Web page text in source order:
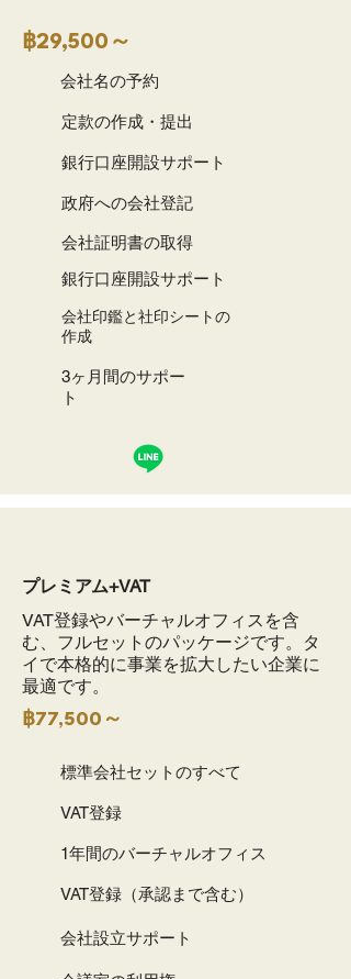
฿29,500～
会社名の予約
定款の作成・提出
銀行口座開設サポート
政府への会社登記
会社証明書の取得
銀行口座開設サポート
会社印鑑と社印シートの
作成
3ヶ月間のサポー
ト
プレミアム+VAT
VAT登録やバーチャルオフィスを含
む、フルセットのパッケージです。タ
イで本格的に事業を拡大したい企業に
最適です。
฿77,500～
標準会社セットのすべて
VAT登録
1年間のバーチャルオフィス
VAT登録（承認まで含む）
会社設立サポート